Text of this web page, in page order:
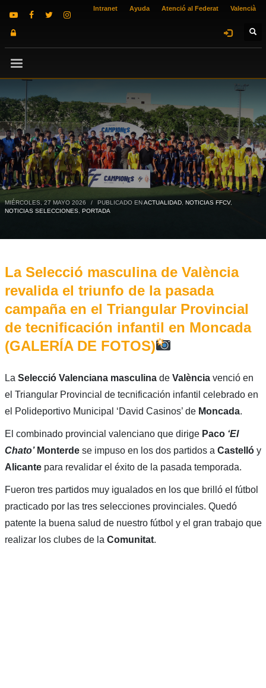
Intranet Ayuda Atenció al Federat Valencià
MIÉRCOLES, 27 MAYO 2026 / PUBLICADO ENACTUALIDAD, NOTICIAS FFCV,
NOTICIAS SELECCIONES, PORTADA
La Selecció masculina de València
revalida el triunfo de la pasada
campaña en el Triangular Provincial
de tecnificación infantil en Moncada
(GALERÍA DE FOTOS)
La Selecció Valenciana masculina de Valènciavenció en
el Triangular Provincial de tecnificación infantil celebrado en
el Polideportivo Municipal ‘David Casinos’ de Moncada.
El combinado provincial valenciano que dirige Paco‘El
Chato’Monterdese impuso en los dos partidos a Castellóy
Alicantepara revalidar el éxito de la pasada temporada.
Fueron tres partidos muy igualados en los que brilló el fútbol
practicado por las tres selecciones provinciales. Quedó
patente la buena salud de nuestro fútbol y el gran trabajo que
realizar los clubes de la Comunitat.